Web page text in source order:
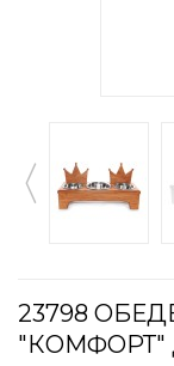
23798
"КОМФОРТ"